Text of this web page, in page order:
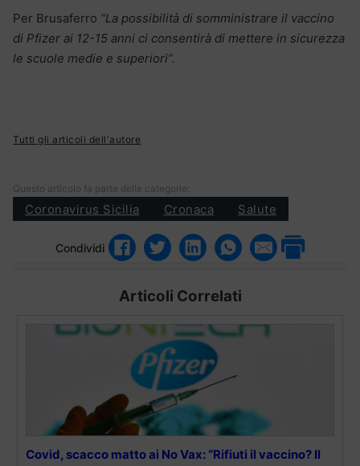
Per Brusaferro “La possibilità di somministrare il vaccino
di Pfizer ai 12-15 anni ci consentirà di mettere in sicurezza
le scuole medie e superiori”.
Tutti gli articoli dell'autore
Questo articolo fa parte delle categorie:
Coronavirus Sicilia Cronaca Salute
Condividi
Articoli Correlati
Covid, scacco matto ai No Vax: “Rifiuti il vaccino? Il